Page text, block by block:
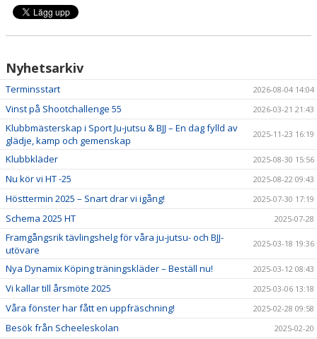
Nyhetsarkiv
Terminsstart 2026-08-04 14:04
Vinst på Shootchallenge 55 2026-03-21 21:43
Klubbmästerskap i Sport Ju-jutsu & BJJ – En dag fylld av
glädje, kamp och gemenskap
2025-11-23 16:19
Klubbkläder 2025-08-30 15:56
Nu kör vi HT -25 2025-08-22 09:43
Hösttermin 2025 – Snart drar vi igång! 2025-07-30 17:19
Schema 2025 HT 2025-07-28
Framgångsrik tävlingshelg för våra ju-jutsu- och BJJ-
utövare
2025-03-18 19:36
Nya Dynamix Köping träningskläder – Beställ nu! 2025-03-12 08:43
Vi kallar till årsmöte 2025 2025-03-06 13:18
Våra fönster har fått en uppfräschning! 2025-02-28 09:58
Besök från Scheeleskolan 2025-02-20